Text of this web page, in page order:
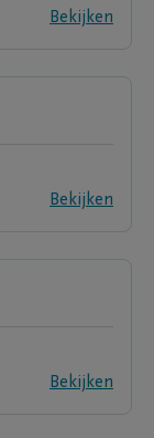
Bekijken
Bekijken
Bekijken